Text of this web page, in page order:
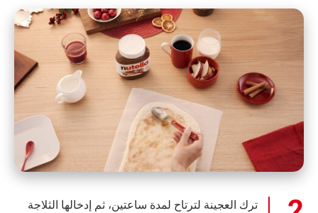
ترك العجينة لترتاح لمدة ساعتين، ثم إدخالها الثلاجة